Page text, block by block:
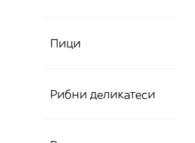
Пици
Рибни деликатеси